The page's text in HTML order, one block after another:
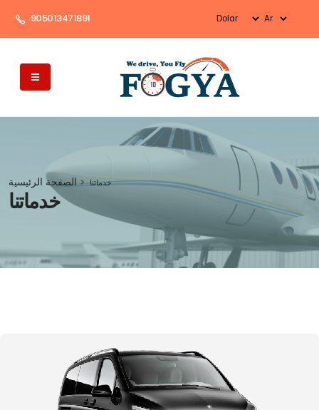
905013471891
خدماتنا
الصفحة الرئيسية خدماتنا